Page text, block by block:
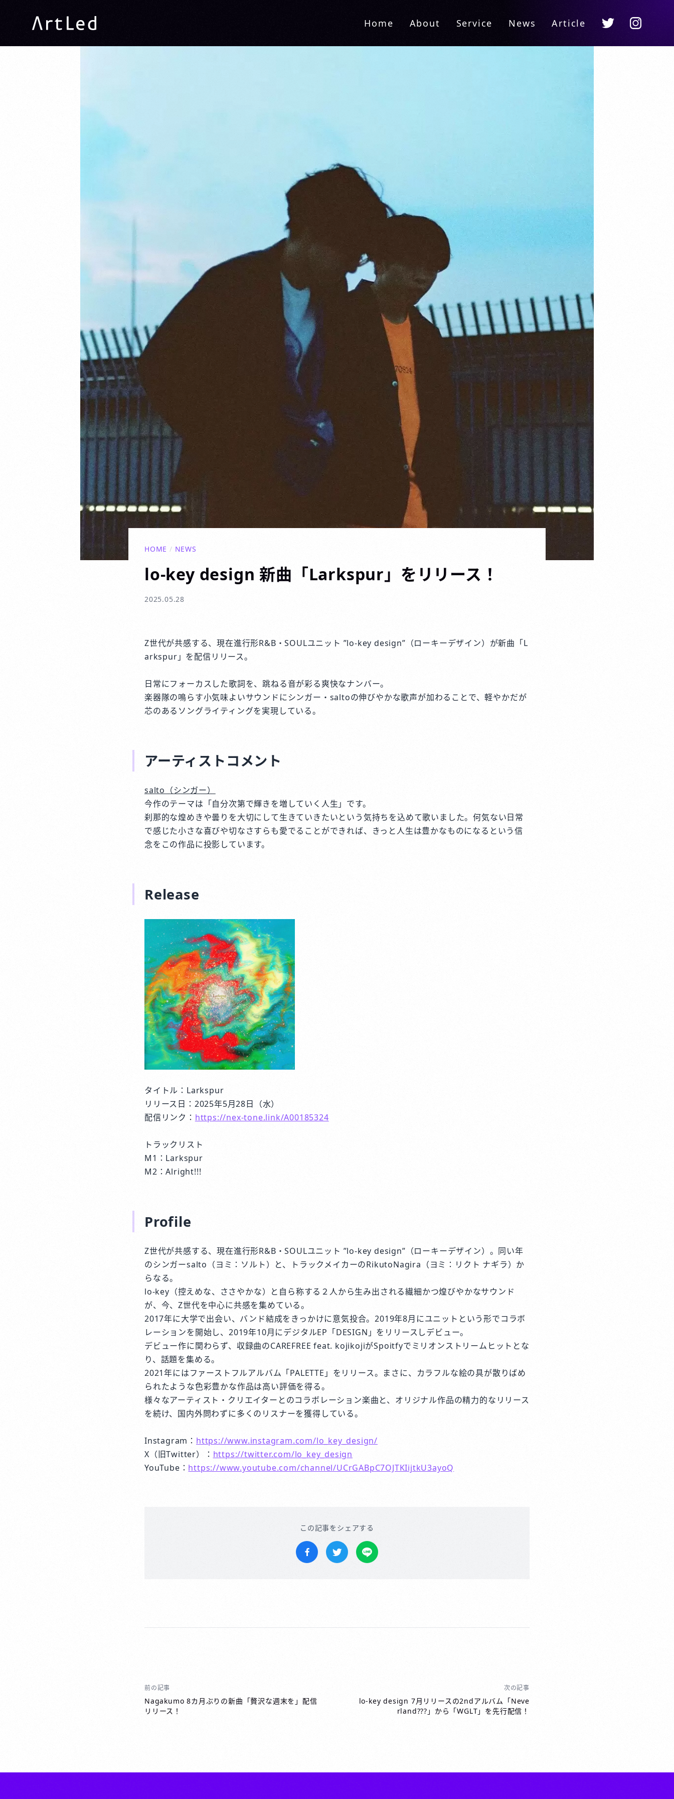
ArtLed Home About Service News Article Twitter Instagram
HOME / NEWS
lo-key design 新曲「Larkspur」をリリース！
2025.05.28
Z世代が共感する、現在進行形R&B・SOULユニット ”lo-key design”（ローキーデザイン）が新曲「L
arkspur」を配信リリース。
日常にフォーカスした歌詞を、跳ねる音が彩る爽快なナンバー。
楽器隊の鳴らす小気味よいサウンドにシンガー・saltoの伸びやかな歌声が加わることで、軽やかだが
芯のあるソングライティングを実現している。
アーティストコメント
salto（シンガー）
今作のテーマは「自分次第で輝きを増していく人生」です。
刹那的な煌めきや曇りを大切にして生きていきたいという気持ちを込めて歌いました。何気ない日常
で感じた小さな喜びや切なさすらも愛でることができれば、きっと人生は豊かなものになるという信
念をこの作品に投影しています。
Release
タイトル：Larkspur
リリース日：2025年5月28日（水）
配信リンク： https://nex-tone.link/A00185324
トラックリスト
M1：Larkspur
M2：Alright!!!
Profile
Z世代が共感する、現在進行形R&B・SOULユニット ”lo-key design”（ローキーデザイン）。同い年
のシンガーsalto（ヨミ：ソルト）と、トラックメイカーのRikutoNagira（ヨミ：リクト ナギラ）か
らなる。
lo-key（控えめな、ささやかな）と自ら称する２人から生み出される繊細かつ煌びやかなサウンド
が、今、Z世代を中心に共感を集めている。
2017年に大学で出会い、バンド結成をきっかけに意気投合。2019年8月にユニットという形でコラボ
レーションを開始し、2019年10月にデジタルEP「DESIGN」をリリースしデビュー。
デビュー作に関わらず、収録曲のCAREFREE feat. kojikojiがSpoitfyでミリオンストリームヒットとな
り、話題を集める。
2021年にはファーストフルアルバム「PALETTE」をリリース。まさに、カラフルな絵の具が散りばめ
られたような色彩豊かな作品は高い評価を得る。
様々なアーティスト・クリエイターとのコラボレーション楽曲と、オリジナル作品の精力的なリリース
を続け、国内外問わずに多くのリスナーを獲得している。
Instagram： https://www.instagram.com/lo_key_design/
X（旧Twitter）： https://twitter.com/lo_key_design
YouTube： https://www.youtube.com/channel/UCrGABpC7OJTKIijtkU3ayoQ
この記事をシェアする
Facebookでシェア
Twitterでツイートする
LINEで送る
投
稿
ナ
ョ
前の記事
Nagakumo 8カ月ぶりの新曲「贅沢な週末を」配信
リリース！
次の記事
lo-key design 7月リリースの2ndアルバム「Neve
rland???」から「WGLT」を先行配信！